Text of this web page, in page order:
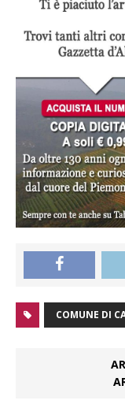
COMUNE DI